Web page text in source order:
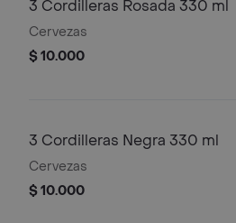
3 Cordilleras Rosada 330 ml
Cervezas
$ 10.000
3 Cordilleras Negra 330 ml
Cervezas
$ 10.000